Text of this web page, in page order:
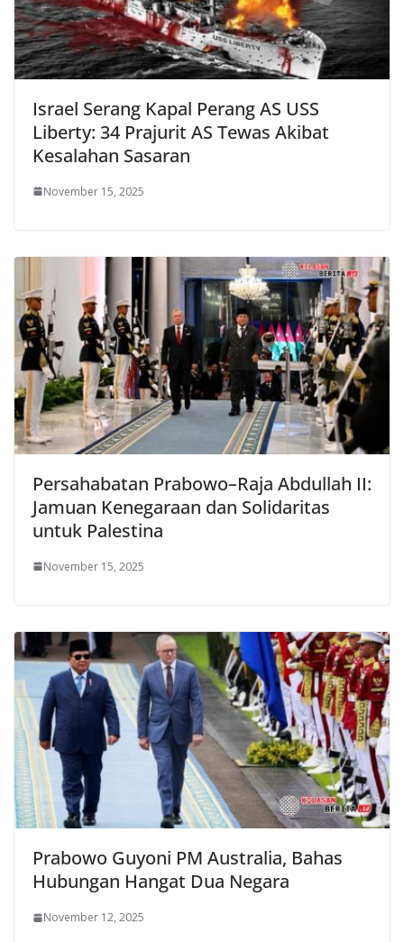
Israel Serang Kapal Perang AS USS
Liberty: 34 Prajurit AS Tewas Akibat
Kesalahan Sasaran
November 15, 2025
Persahabatan Prabowo–Raja Abdullah II:
Jamuan Kenegaraan dan Solidaritas
untuk Palestina
November 15, 2025
Prabowo Guyoni PM Australia, Bahas
Hubungan Hangat Dua Negara
November 12, 2025